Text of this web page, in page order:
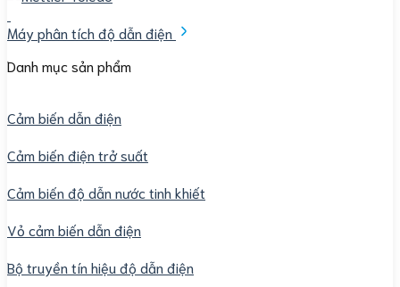
Máy phân tích độ dẫn điện
Danh mục sản phẩm
Cảm biến dẫn điện
Cảm biến điện trở suất
Cảm biến độ dẫn nước tinh khiết
Vỏ cảm biến dẫn điện
Bộ truyền tín hiệu độ dẫn điện